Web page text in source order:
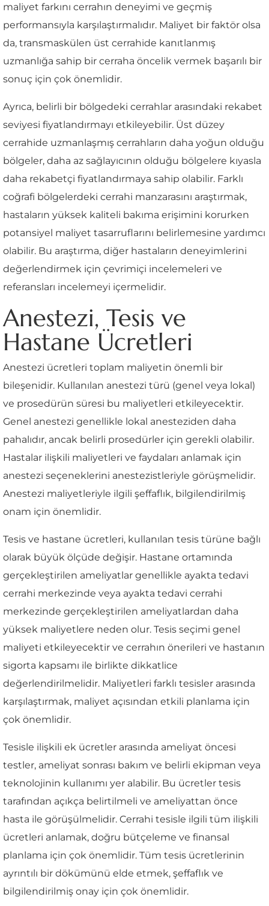
maliyet farkını cerrahın deneyimi ve geçmiş
performansıyla karşılaştırmalıdır. Maliyet bir faktör olsa
da, transmaskülen üst cerrahide kanıtlanmış
uzmanlığa sahip bir cerraha öncelik vermek başarılı bir
sonuç için çok önemlidir.
Ayrıca, belirli bir bölgedeki cerrahlar arasındaki rekabet
seviyesi fiyatlandırmayı etkileyebilir. Üst düzey
cerrahide uzmanlaşmış cerrahların daha yoğun olduğu
bölgeler, daha az sağlayıcının olduğu bölgelere kıyasla
daha rekabetçi fiyatlandırmaya sahip olabilir. Farklı
coğrafi bölgelerdeki cerrahi manzarasını araştırmak,
hastaların yüksek kaliteli bakıma erişimini korurken
potansiyel maliyet tasarruflarını belirlemesine yardımcı
olabilir. Bu araştırma, diğer hastaların deneyimlerini
değerlendirmek için çevrimiçi incelemeleri ve
referansları incelemeyi içermelidir.
Anestezi, Tesis ve
Hastane Ücretleri
Anestezi ücretleri toplam maliyetin önemli bir
bileşenidir. Kullanılan anestezi türü (genel veya lokal)
ve prosedürün süresi bu maliyetleri etkileyecektir.
Genel anestezi genellikle lokal anesteziden daha
pahalıdır, ancak belirli prosedürler için gerekli olabilir.
Hastalar ilişkili maliyetleri ve faydaları anlamak için
anestezi seçeneklerini anestezistleriyle görüşmelidir.
Anestezi maliyetleriyle ilgili şeffaflık, bilgilendirilmiş
onam için önemlidir.
Tesis ve hastane ücretleri, kullanılan tesis türüne bağlı
olarak büyük ölçüde değişir. Hastane ortamında
gerçekleştirilen ameliyatlar genellikle ayakta tedavi
cerrahi merkezinde veya ayakta tedavi cerrahi
merkezinde gerçekleştirilen ameliyatlardan daha
yüksek maliyetlere neden olur. Tesis seçimi genel
maliyeti etkileyecektir ve cerrahın önerileri ve hastanın
sigorta kapsamı ile birlikte dikkatlice
değerlendirilmelidir. Maliyetleri farklı tesisler arasında
karşılaştırmak, maliyet açısından etkili planlama için
çok önemlidir.
Tesisle ilişkili ek ücretler arasında ameliyat öncesi
testler, ameliyat sonrası bakım ve belirli ekipman veya
teknolojinin kullanımı yer alabilir. Bu ücretler tesis
tarafından açıkça belirtilmeli ve ameliyattan önce
hasta ile görüşülmelidir. Cerrahi tesisle ilgili tüm ilişkili
ücretleri anlamak, doğru bütçeleme ve finansal
planlama için çok önemlidir. Tüm tesis ücretlerinin
ayrıntılı bir dökümünü elde etmek, şeffaflık ve
bilgilendirilmiş onay için çok önemlidir.